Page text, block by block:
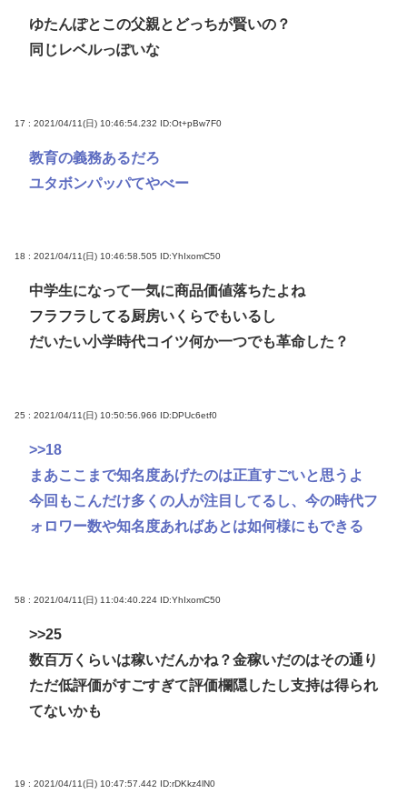
ゆたんぽとこの父親とどっちが賢いの？
同じレベルっぽいな
17 : 2021/04/11(日) 10:46:54.232 ID:Ot+pBw7F0
教育の義務あるだろ
ユタボンパッパてやべー
18 : 2021/04/11(日) 10:46:58.505 ID:YhIxomC50
中学生になって一気に商品価値落ちたよね
フラフラしてる厨房いくらでもいるし
だいたい小学時代コイツ何か一つでも革命した？
25 : 2021/04/11(日) 10:50:56.966 ID:DPUc6etf0
>>18
まあここまで知名度あげたのは正直すごいと思うよ
今回もこんだけ多くの人が注目してるし、今の時代フ
ォロワー数や知名度あればあとは如何様にもできる
58 : 2021/04/11(日) 11:04:40.224 ID:YhIxomC50
>>25
数百万くらいは稼いだんかね？金稼いだのはその通り
ただ低評価がすごすぎて評価欄隠したし支持は得られ
てないかも
19 : 2021/04/11(日) 10:47:57.442 ID:rDKkz4lN0